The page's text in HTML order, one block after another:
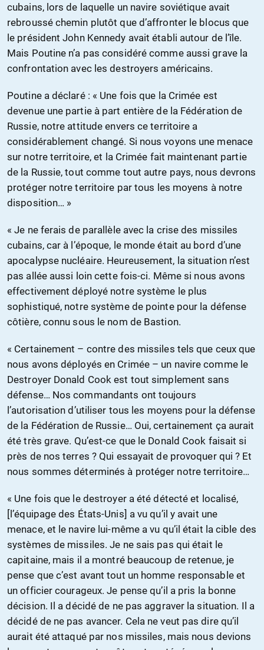
cubains, lors de laquelle un navire soviétique avait
rebroussé chemin plutôt que d’affronter le blocus que
le président John Kennedy avait établi autour de l’île.
Mais Poutine n’a pas considéré comme aussi grave la
confrontation avec les destroyers américains.
Poutine a déclaré : « Une fois que la Crimée est
devenue une partie à part entière de la Fédération de
Russie, notre attitude envers ce territoire a
considérablement changé. Si nous voyons une menace
sur notre territoire, et la Crimée fait maintenant partie
de la Russie, tout comme tout autre pays, nous devrons
protéger notre territoire par tous les moyens à notre
disposition… »
« Je ne ferais de parallèle avec la crise des missiles
cubains, car à l’époque, le monde était au bord d’une
apocalypse nucléaire. Heureusement, la situation n’est
pas allée aussi loin cette fois-ci. Même si nous avons
effectivement déployé notre système le plus
sophistiqué, notre système de pointe pour la défense
côtière, connu sous le nom de Bastion.
« Certainement – contre des missiles tels que ceux que
nous avons déployés en Crimée – un navire comme le
Destroyer Donald Cook est tout simplement sans
défense… Nos commandants ont toujours
l’autorisation d’utiliser tous les moyens pour la défense
de la Fédération de Russie… Oui, certainement ça aurait
été très grave. Qu’est-ce que le Donald Cook faisait si
près de nos terres ? Qui essayait de provoquer qui ? Et
nous sommes déterminés à protéger notre territoire…
« Une fois que le destroyer a été détecté et localisé,
[l’équipage des États-Unis] a vu qu’il y avait une
menace, et le navire lui-même a vu qu’il était la cible des
systèmes de missiles. Je ne sais pas qui était le
capitaine, mais il a montré beaucoup de retenue, je
pense que c’est avant tout un homme responsable et
un officier courageux. Je pense qu’il a pris la bonne
décision. Il a décidé de ne pas aggraver la situation. Il a
décidé de ne pas avancer. Cela ne veut pas dire qu’il
aurait été attaqué par nos missiles, mais nous devions